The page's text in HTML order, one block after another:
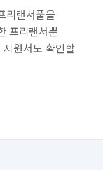
리랜서풀을
프리랜서뿐
원서도 확인할